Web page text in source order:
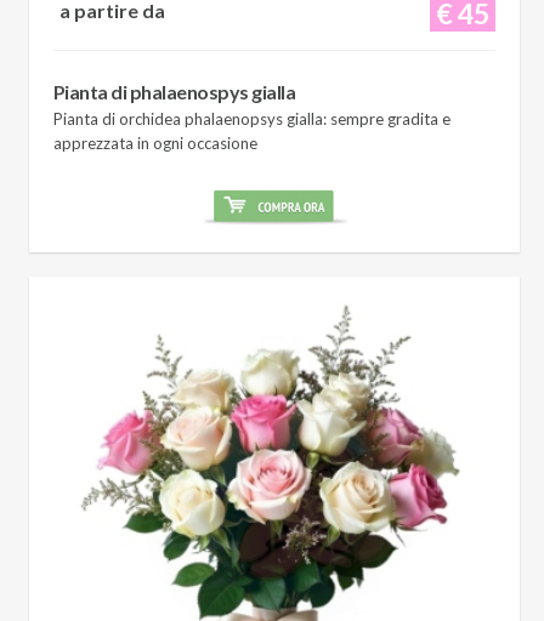
€ 45
a partire da
Pianta di phalaenospys gialla
Pianta di orchidea phalaenopsys gialla: sempre gradita e
apprezzata in ogni occasione